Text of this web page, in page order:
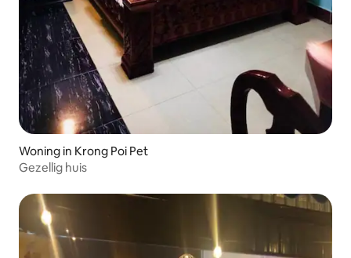
Woning in Krong Poi Pet
Gezellig huis